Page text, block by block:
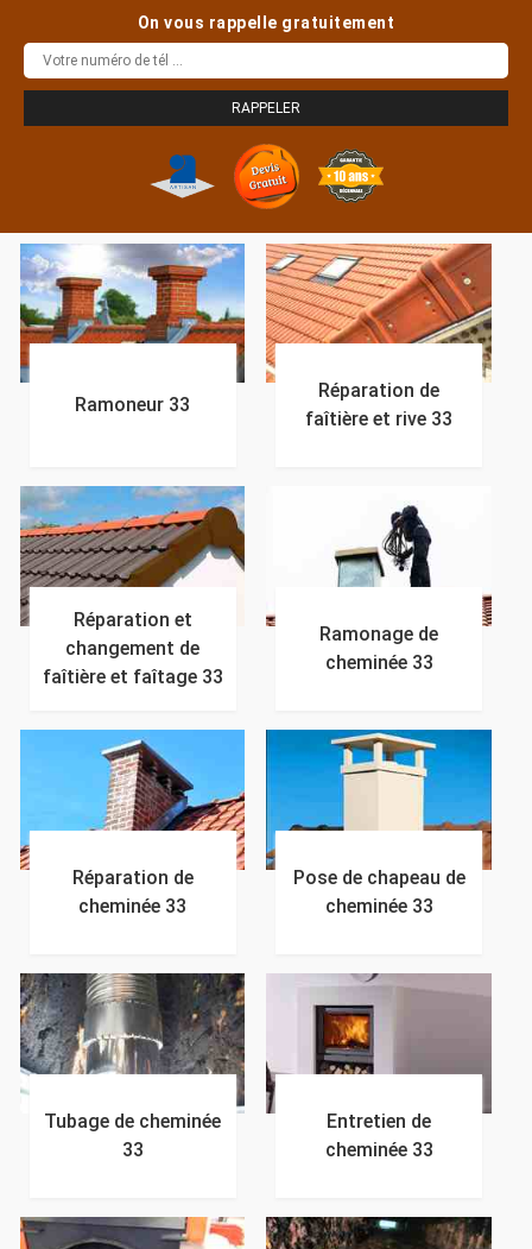
On vous rappelle gratuitement
Ramoneur 33
Réparation de
faîtière et rive 33
Réparation et
changement de
faîtière et faîtage 33
Ramonage de
cheminée 33
Réparation de
cheminée 33
Pose de chapeau de
cheminée 33
Tubage de cheminée
33
Entretien de
cheminée 33